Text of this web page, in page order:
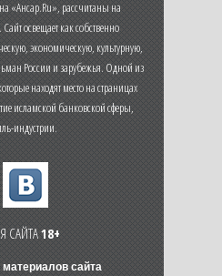
«Ансар.Ru», рассчитаны на
освещает как собственно
экономическую, культурную,
России и зарубежья. Одной из
находят место на страницах
исламской банковской сферы,
индустрии.
САЙТА18+
сайта